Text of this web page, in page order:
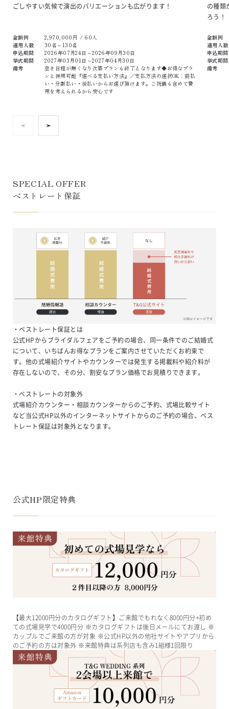
ごしやすい気候で演出のバリエーションも広がります！
金額例 2,970,000 円 / 60人
適用人数
30名～130名
申込期間
2026年07月24日～2026年09月30日
挙式期間
2027年03月01日～2027年04月30日
備考
空き日程が無くなり次第プランも終了となります◆お得なプラ
ンと併用可能『選べる支払い方法』／支払方法の選択OK：前払
い・分割払い・後払いからお選び頂けます。ご祝儀も含めて費
用を考えられるから安心です
の種類
ろう！
金額例
適用人数
申込期間
挙式期間
備考
SPECIAL OFFER
ベストレート保証
・ベストレート保証とは
公式HPからブライダルフェアをご予約の場合、同一条件でのご結婚式
について、いちばんお得なプランをご案内させていただくお約束で
す。他の式場紹介サイトやカウンターでは発生する掲載料や紹介料が
存在しないので、その分、割安なプラン価格でお見積りできます。
・ベストレートの対象外
式場紹介カウンター・相談カウンターからのご予約、式場比較サイト
など当公式HP以外のインターネットサイトからのご予約の場合、ベス
トレート保証は対象外となります。
公式HP限定特典
【最大12000円分のカタログギフト】ご来館でもれなく8000円分+初め
ての式場見学で4000円分 ※カタログギフトは後日メールにてお渡し ※
カップルでご来館の方が対象 ※公式HP以外の他社サイトやアプリから
のご予約の方は対象外 ※来館特典は系列店も含み1組様1回限り